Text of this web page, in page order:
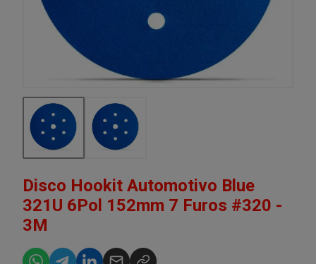
Disco Hookit Automotivo Blue
321U 6Pol 152mm 7 Furos #320 -
3M